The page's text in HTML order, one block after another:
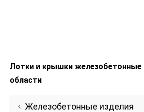
Лотки и крышки железобетонные
области
Железобетонные изделия